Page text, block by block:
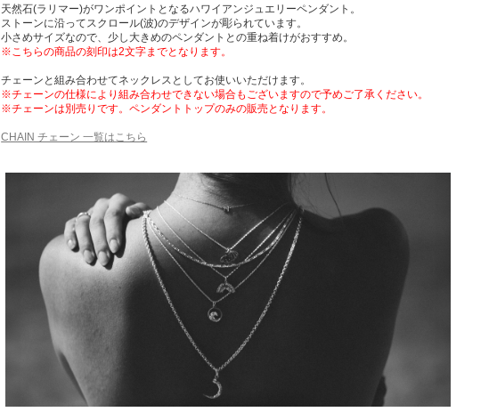
天然石(ラリマー)がワンポイントとなるハワイアンジュエリーペンダント。
ストーンに沿ってスクロール(波)のデザインが彫られています。
小さめサイズなので、少し大きめのペンダントとの重ね着けがおすすめ。
※こちらの商品の刻印は2文字までとなります。
チェーンと組み合わせてネックレスとしてお使いいただけます。
※チェーンの仕様により組み合わせできない場合もございますので予めご了承ください。
※チェーンは別売りです。ペンダントトップのみの販売となります。
CHAIN チェーン 一覧はこちら